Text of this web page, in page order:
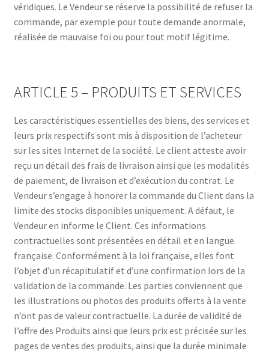
véridiques. Le Vendeur se réserve la possibilité de refuser la
commande, par exemple pour toute demande anormale,
réalisée de mauvaise foi ou pour tout motif légitime.
ARTICLE 5 – PRODUITS ET SERVICES
Les caractéristiques essentielles des biens, des services et
leurs prix respectifs sont mis à disposition de l’acheteur
sur les sites Internet de la société. Le client atteste avoir
reçu un détail des frais de livraison ainsi que les modalités
de paiement, de livraison et d’exécution du contrat. Le
Vendeur s’engage à honorer la commande du Client dans la
limite des stocks disponibles uniquement. A défaut, le
Vendeur en informe le Client. Ces informations
contractuelles sont présentées en détail et en langue
française. Conformément à la loi française, elles font
l’objet d’un récapitulatif et d’une confirmation lors de la
validation de la commande. Les parties conviennent que
les illustrations ou photos des produits offerts à la vente
n’ont pas de valeur contractuelle. La durée de validité de
l’offre des Produits ainsi que leurs prix est précisée sur les
pages de ventes des produits, ainsi que la durée minimale